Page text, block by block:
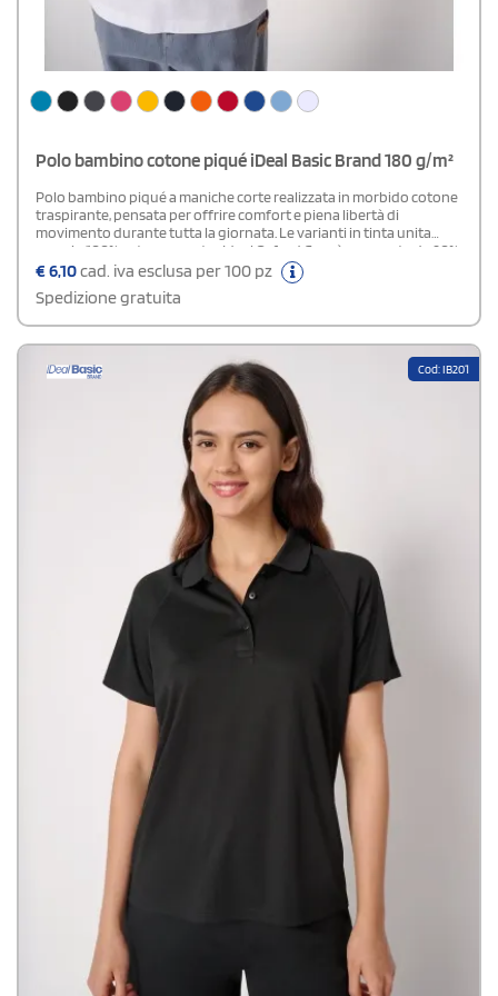
Polo bambino cotone piqué iDeal Basic Brand 180 g/m²
Polo bambino piqué a maniche corte realizzata in morbido cotone
traspirante, pensata per offrire comfort e piena libertà di
movimento durante tutta la giornata. Le varianti in tinta unita
sono in 100% cotone, mentre Ideal Oxford Grey è composta da 90%
cotone e 10% viscosa. Il taglio dritto e la struttura in piqué
garantiscono resistenza, completati dal colletto in costina 1x1 e
dalla pattina con 3 bottoni tono su tono. Il nastro di rinforzo
interno al collo dona stabilità, mentre gli spacchetti laterali e le
del capo. L’etichetta del marchio staccabile lo rende ideale per
progetti di personalizzazione.Disponibile modello Uomo e Donna
€6,10cad. iva esclusa per 100 pz
Spedizione gratuita
Cod: IB201